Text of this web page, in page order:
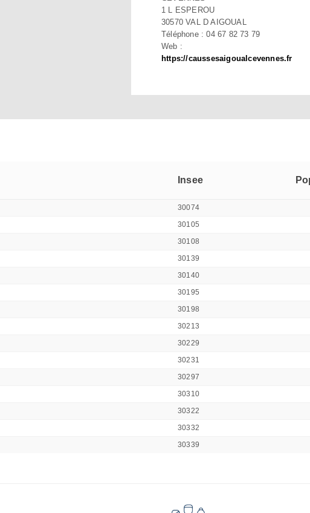
1 L ESPEROU
30570 VAL D AIGOUAL
Téléphone : 04 67 82 73 79
Web :
https://caussesaigoualcevennes.fr
Insee
30074
30105
30108
30139
30140
30195
30198
30213
30229
30231
30297
30310
30322
30332
30339